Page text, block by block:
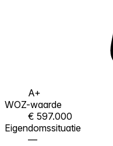
A+
WOZ-waarde
€ 597.000
Eigendomssituatie
—